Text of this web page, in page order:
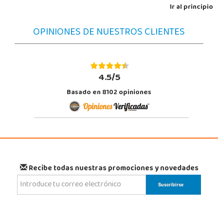
Ir al principio
OPINIONES DE NUESTROS CLIENTES
4.5/5
Basado en 8102 opiniones
Recibe todas nuestras promociones y novedades